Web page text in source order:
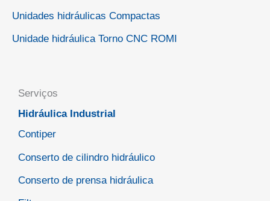
Unidades hidráulicas Compactas
Unidade hidráulica Torno CNC ROMI
Serviços
Hidráulica Industrial
Contiper
Conserto de cilindro hidráulico
Conserto de prensa hidráulica